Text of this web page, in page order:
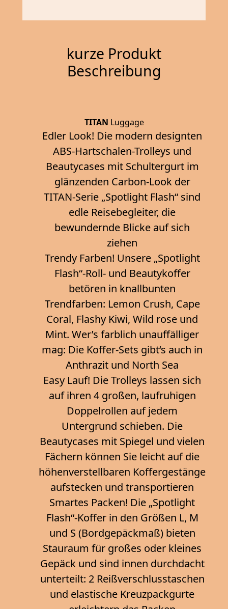
kurze Produkt
Beschreibung
TITAN Luggage
Edler Look! Die modern designten
ABS-Hartschalen-Trolleys und
Beautycases mit Schultergurt im
glänzenden Carbon-Look der
TITAN-Serie „Spotlight Flash“ sind
edle Reisebegleiter, die
bewundernde Blicke auf sich
ziehen
Trendy Farben! Unsere „Spotlight
Flash“-Roll- und Beautykoffer
betören in knallbunten
Trendfarben: Lemon Crush, Cape
Coral, Flashy Kiwi, Wild rose und
Mint. Wer’s farblich unauffälliger
mag: Die Koffer-Sets gibt‘s auch in
Anthrazit und North Sea
Easy Lauf! Die Trolleys lassen sich
auf ihren 4 großen, laufruhigen
Doppelrollen auf jedem
Untergrund schieben. Die
Beautycases mit Spiegel und vielen
Fächern können Sie leicht auf die
höhenverstellbaren Koffergestänge
aufstecken und transportieren
Smartes Packen! Die „Spotlight
Flash“-Koffer in den Größen L, M
und S (Bordgepäckmaß) bieten
Stauraum für großes oder kleines
Gepäck und sind innen durchdacht
unterteilt: 2 Reißverschlusstaschen
und elastische Kreuzpackgurte